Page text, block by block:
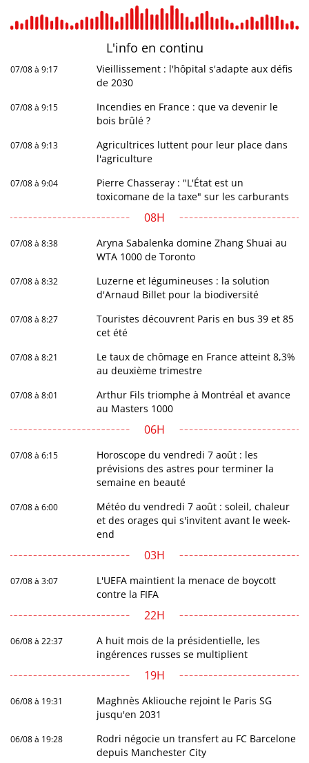
L'info en continu
07/08 à 9:17
Vieillissement : l'hôpital s'adapte aux défis
de 2030
07/08 à 9:15
Incendies en France : que va devenir le
bois brûlé ?
07/08 à 9:13
Agricultrices luttent pour leur place dans
l'agriculture
07/08 à 9:04
Pierre Chasseray : "L'État est un
toxicomane de la taxe" sur les carburants
08H
07/08 à 8:38
Aryna Sabalenka domine Zhang Shuai au
WTA 1000 de Toronto
07/08 à 8:32
Luzerne et légumineuses : la solution
d'Arnaud Billet pour la biodiversité
07/08 à 8:27
Touristes découvrent Paris en bus 39 et 85
cet été
07/08 à 8:21
Le taux de chômage en France atteint 8,3%
au deuxième trimestre
07/08 à 8:01
Arthur Fils triomphe à Montréal et avance
au Masters 1000
06H
07/08 à 6:15
Horoscope du vendredi 7 août : les
prévisions des astres pour terminer la
semaine en beauté
07/08 à 6:00
Météo du vendredi 7 août : soleil, chaleur
et des orages qui s'invitent avant le week-
end
03H
07/08 à 3:07
L'UEFA maintient la menace de boycott
contre la FIFA
22H
06/08 à 22:37
A huit mois de la présidentielle, les
ingérences russes se multiplient
19H
06/08 à 19:31
Maghnès Akliouche rejoint le Paris SG
jusqu'en 2031
06/08 à 19:28
Rodri négocie un transfert au FC Barcelone
depuis Manchester City